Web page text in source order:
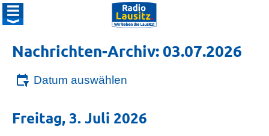
Nachrichten-Archiv: 03.07.2026
Datum auswählen
Freitag, 3. Juli 2026